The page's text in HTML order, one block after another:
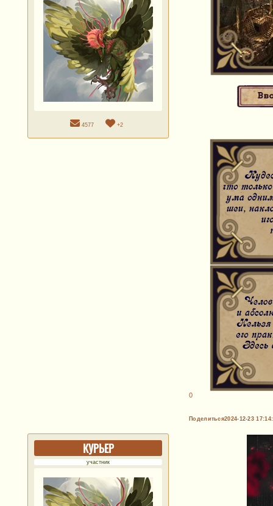
4577 +2
0
Поделиться2024-12-23
КУРЬЕР
участник